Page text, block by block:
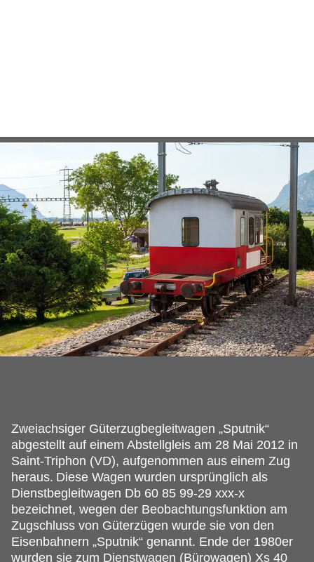
Zweiachsiger Güterzugbegleitwagen „Sputnik“
abgestellt auf einem Abstellgleis am 28 Mai 2012 in
Saint-Triphon (VD), aufgenommen aus einem Zug
heraus. Diese Wagen wurden ursprünglich als
Dienstbegleitwagen Db 60 85 99-29 xxx-x
bezeichnet, wegen der Beobachtungsfunktion am
Zugschluss von Güterzügen wurde sie von den
Eisenbahnern „Sputnik“ genannt. Ende der 1980er
wurden sie zum Dienstwagen (Bürowagen) Xs 40